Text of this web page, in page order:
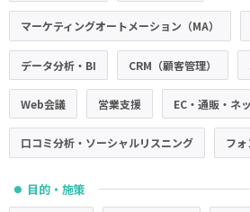
マーケティングオートメーション（MA）
データ分析・BI CRM（顧客管理）
Web会議 営業支援 EC・通販・ネ
口コミ分析・ソーシャルリスニング フォ
● 目的・施策